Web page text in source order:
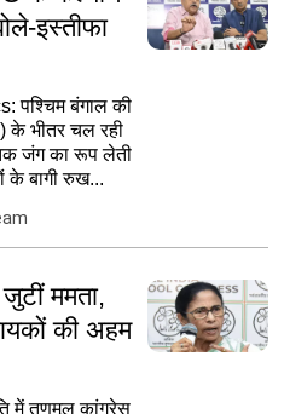
इस्तीफा
के भीतर चल रही
जंग का रूप लेती
के बागी रुख...
ममता,
की अहम
में तृणमूल कांग्रेस